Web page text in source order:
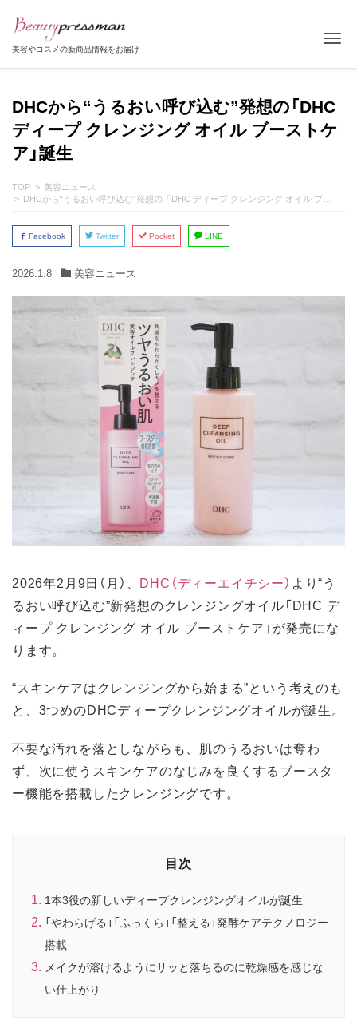
美容やコスメの新商品情報をお届け
DHCから“うるおい呼び込む”発想の「DHC
ディープ クレンジング オイル ブーストケ
ア」誕生
TOP
美容ニュース
DHCから“うるおい呼び込む”発想の「DHC ディープ クレンジング オイル ブーストケア」誕生
Facebook Twitter Pocket LINE
2026.1.8 美容ニュース
2026年2月9日（月）、 DHC（ディーエイチシー） より“う
るおい呼び込む”新発想のクレンジングオイル「DHC デ
ィープ クレンジング オイル ブーストケア」が発売にな
ります。
“スキンケアはクレンジングから始まる”という考えのも
と、3つめのDHCディープクレンジングオイルが誕生。
不要な汚れを落としながらも、肌のうるおいは奪わ
ず、次に使うスキンケアのなじみを良くするブースタ
ー機能を搭載したクレンジングです。
目次
1本3役の新しいディープクレンジングオイルが誕生
「やわらげる」「ふっくら」「整える」発酵ケアテクノロジー
搭載
メイクが溶けるようにサッと落ちるのに乾燥感を感じな
い仕上がり